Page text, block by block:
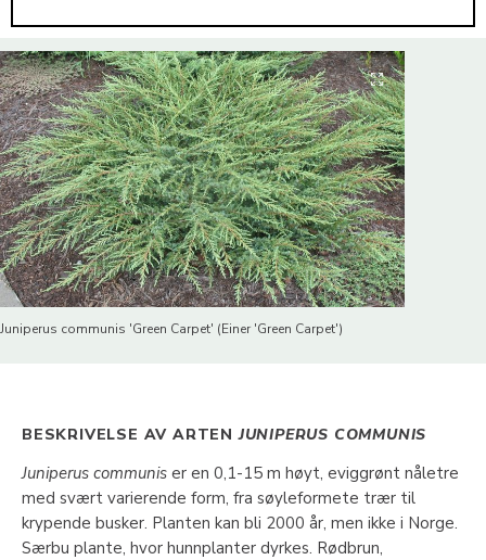
Juniperus communis 'Green Carpet' (Einer 'Green Carpet')
BESKRIVELSE AV ARTENJUNIPERUS COMMUNIS
Juniperus communis er en 0,1-15 m høyt, eviggrønt nåletre
med svært varierende form, fra søyleformete trær til
krypende busker. Planten kan bli 2000 år, men ikke i Norge.
Særbu plante, hvor hunnplanter dyrkes. Rødbrun,